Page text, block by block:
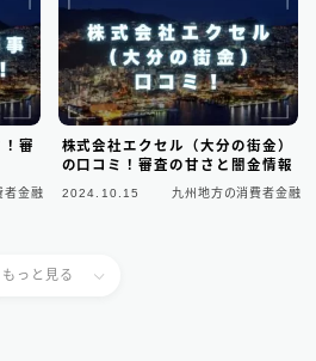
審
者金融
株式会社エクセル（大分の街金）
の口コミ！審査の甘さと闇金情報
2024.10.15 九州地方の消費者金融
もっと見る